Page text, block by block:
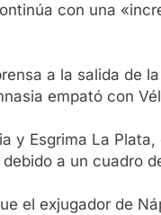
con una
a la salida de
empató con
y Esgrima La
a un cuadro
el exjugador de